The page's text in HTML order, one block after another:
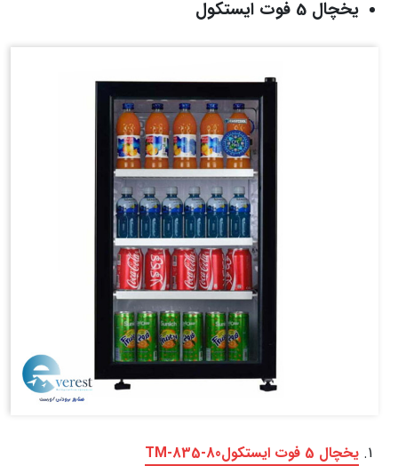
یخچال 5 فوت ایستکول
یخچال 5 فوت ایستکولTM-835-80